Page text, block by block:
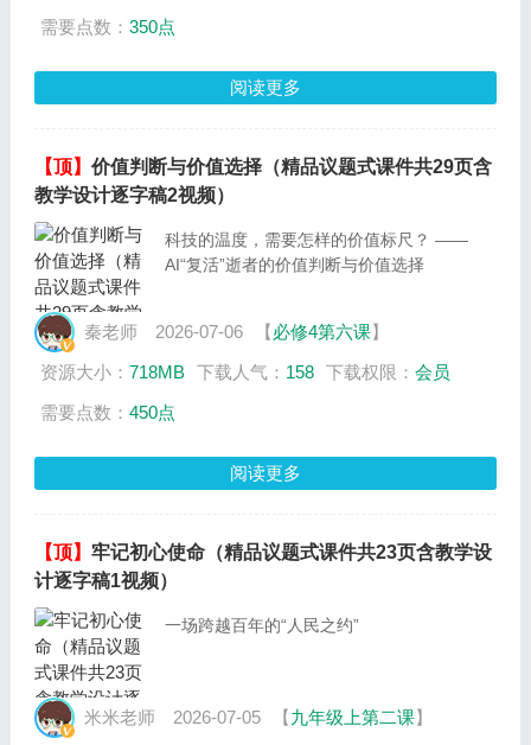
需要点数： 350点
阅读更多
【顶】 价值判断与价值选择（精品议题式课件共29页含
教学设计逐字稿2视频）
科技的温度，需要怎样的价值标尺？ ——
AI“复活”逝者的价值判断与价值选择
秦老师 2026-07-06 【必修4第六课】
资源大小： 718MB 下载人气： 158 下载权限： 会员
需要点数： 450点
阅读更多
【顶】 牢记初心使命（精品议题式课件共23页含教学设
计逐字稿1视频）
一场跨越百年的“人民之约”
米米老师 2026-07-05 【九年级上第二课】